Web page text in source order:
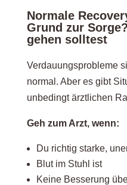
Normale
Grund zur
gehen solltest
Verdauungsprobleme
normal. Aber es gibt
unbedingt ärztlichen
Geh zum Arzt, wenn:
Du richtig starke,
Blut im Stuhl ist
Keine Besserung